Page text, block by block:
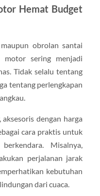
Hemat Budget
obrolan santai
motor sering menjadi
Tidak selalu tentang
tentang perlengkapan
dengan harga
cara praktis untuk
Misalnya,
perjalanan jarak
kebutuhan
dari cuaca.